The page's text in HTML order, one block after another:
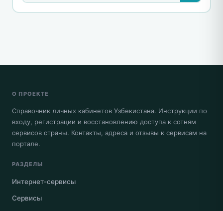
О ПРОЕКТЕ
Справочник личных кабинетов Узбекистана. Инструкции по
входу, регистрации и восстановлению доступа к сотням
сервисов страны. Контакты, адреса и отзывы к сервисам на
портале.
РАЗДЕЛЫ
Интернет-сервисы
Сервисы